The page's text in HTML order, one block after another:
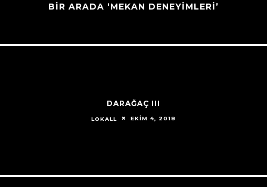
BİR ARADA ‘MEKAN DENEYİMLERİ’
DARAĞAÇ III
LOKALL EKIM 4, 2018